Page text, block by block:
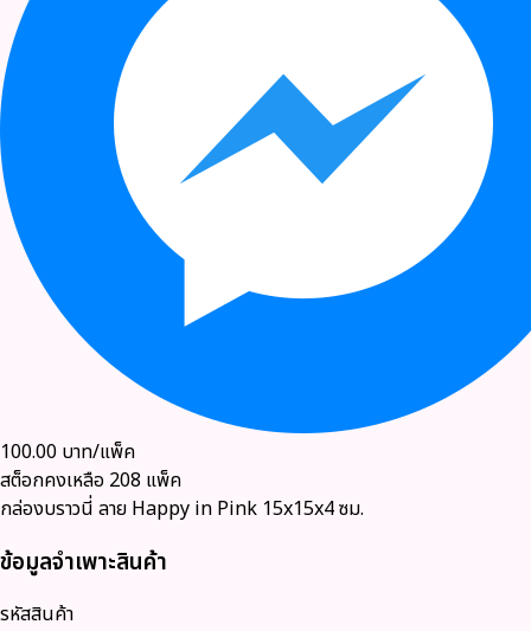
100.00 บาท/แพ็ค
สต็อกคงเหลือ 208 แพ็ค
กล่องบราวนี่ ลาย Happy in Pink 15x15x4 ซม.
ข้อมูลจำเพาะสินค้า
รหัสสินค้า